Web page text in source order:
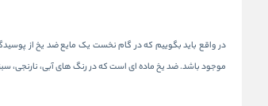
در واقع باید بگوییم که در گام نخست یک مایع ضد یخ از
موجود باشد. ضد یخ ماده ای است که در رنگ های آبی، نارنجی،